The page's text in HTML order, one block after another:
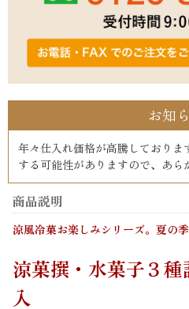
お知
年々仕入れ価格が高騰しており
する可能性がありますので、あ
商品説明
涼風冷菓お楽しみシリーズ。夏の
涼菓撰・水菓子３
入